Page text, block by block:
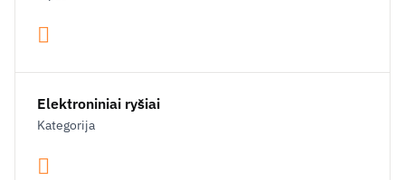
Elektroniniai ryšiai
Kategorija